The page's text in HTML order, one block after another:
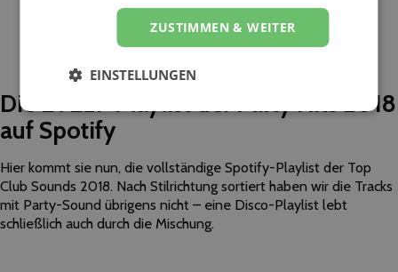
Drake: God’s Plan(Anzeige)
Kylie Minogue: Dancing(Anzeige)
Black Eyed Peas: Street Livin’(Anzeige)
The Chainsmokers – Sick Boy
Die EVELY-Playlist der Party Hits 2018
auf Spotify
Hier kommt sie nun, die vollständige Spotify-Playlist der Top
Club Sounds 2018. Nach Stilrichtung sortiert haben wir die Tracks
mit Party-Sound übrigens nicht – eine Disco-Playlist lebt
schließlich auch durch die Mischung.
ZUSTIMMEN & WEITER
EINSTELLUNGEN